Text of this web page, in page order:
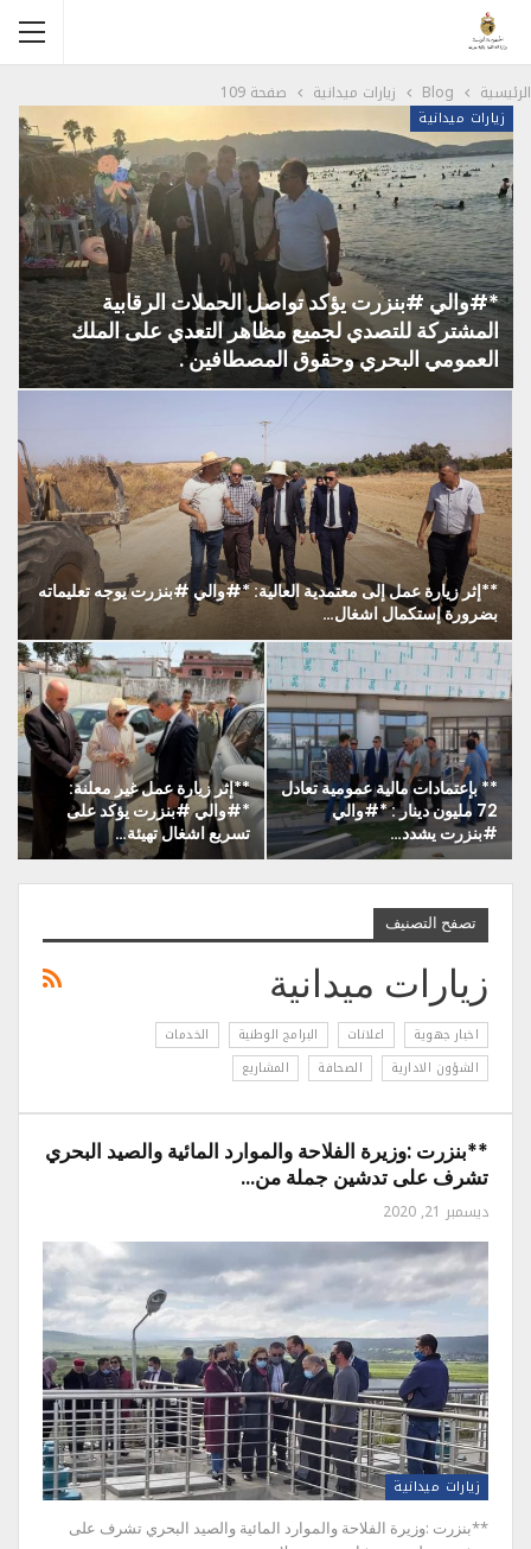
الرئيسية Blog زيارات ميدانية صفحة 109
زيارات ميدانية
*#والي #بنزرت يؤكد تواصل الحملات الرقابية
المشتركة للتصدي لجميع مظاهر التعدي على الملك
العمومي البحري وحقوق المصطافين .
**إثر زيارة عمل إلى معتمدية العالية: *#والي #بنزرت يوجه تعليماته
بضرورة إستكمال اشغال…
** بإعتمادات مالية عمومية تعادل
72 مليون دينار : *#والي
#بنزرت يشدد…
**إثر زيارة عمل غير معلنة:
*#والي #بنزرت يؤكد على
تسريع اشغال تهيئة…
تصفح التصنيف
زيارات ميدانية
اخبار جهوية اعلانات البرامج الوطنية
الخدمات
الشؤون الادارية
الصحافة المشاريع
**بنزرت :وزيرة الفلاحة والموارد المائية والصيد البحري
تشرف على تدشين جملة من…
ديسمبر 21, 2020
زيارات ميدانية
**بنزرت :وزيرة الفلاحة والموارد المائية والصيد البحري تشرف على